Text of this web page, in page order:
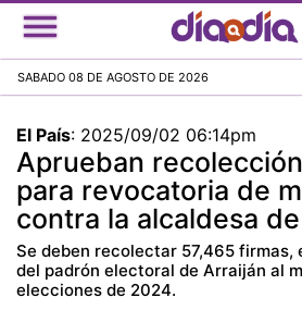
Pasar
al
SABADO 08 DE AGOSTO DE 2026
El País: 2025/09/02 06:14pm
Aprueban
para revocatoria de
contra la alcaldesa
Se deben recolectar 57,465 firmas,
del padrón electoral de Arraiján al
elecciones de 2024.